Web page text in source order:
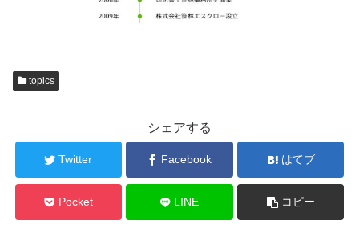
topics
シェアする
Twitter Facebook はてブ
Pocket LINE コピー